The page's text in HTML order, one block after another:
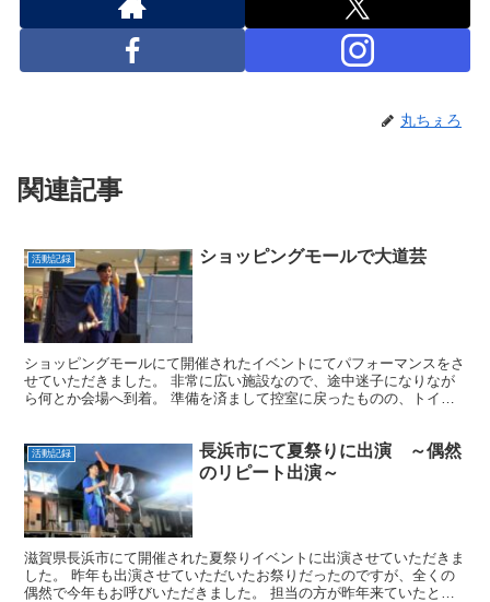
丸ちぇろ
関連記事
活動記録 ショッピングモールで大道芸
ショッピングモールにて開催されたイベントにてパフォーマンスをさ
せていただきました。 非常に広い施設なので、途中迷子になりなが
ら何とか会場へ到着。 準備を済まして控室に戻ったものの、トイレ
活動記録
長浜市にて夏祭りに出演 ～偶然
のリピート出演～
滋賀県長浜市にて開催された夏祭りイベントに出演させていただきま
した。 昨年も出演させていただいたお祭りだったのですが、全くの
偶然で今年もお呼びいただきました。 担当の方が昨年来ていたとは